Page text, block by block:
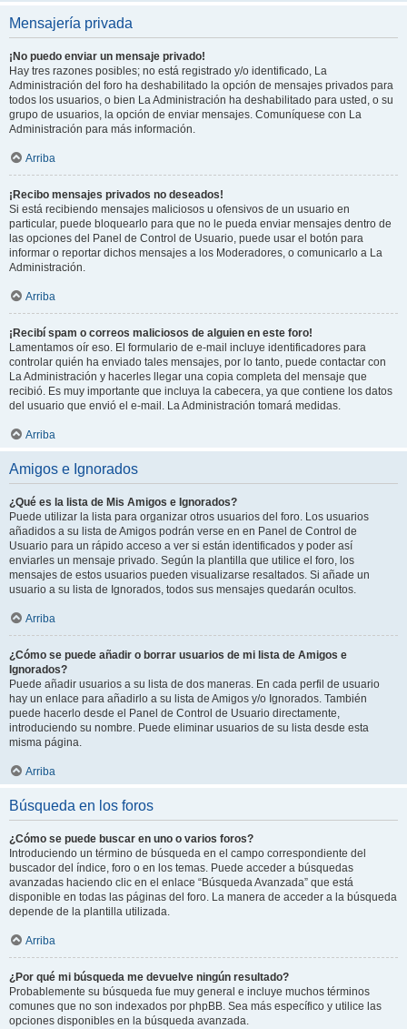
Mensajería privada
¡No puedo enviar un mensaje privado!
Hay tres razones posibles; no está registrado y/o identificado, La
Administración del foro ha deshabilitado la opción de mensajes privados para
todos los usuarios, o bien La Administración ha deshabilitado para usted, o su
grupo de usuarios, la opción de enviar mensajes. Comuníquese con La
Administración para más información.
Arriba
¡Recibo mensajes privados no deseados!
Si está recibiendo mensajes maliciosos u ofensivos de un usuario en
particular, puede bloquearlo para que no le pueda enviar mensajes dentro de
las opciones del Panel de Control de Usuario, puede usar el botón para
informar o reportar dichos mensajes a los Moderadores, o comunicarlo a La
Administración.
Arriba
¡Recibí spam o correos maliciosos de alguien en este foro!
Lamentamos oír eso. El formulario de e-mail incluye identificadores para
controlar quién ha enviado tales mensajes, por lo tanto, puede contactar con
La Administración y hacerles llegar una copia completa del mensaje que
recibió. Es muy importante que incluya la cabecera, ya que contiene los datos
del usuario que envió el e-mail. La Administración tomará medidas.
Arriba
Amigos e Ignorados
¿Qué es la lista de Mis Amigos e Ignorados?
Puede utilizar la lista para organizar otros usuarios del foro. Los usuarios
añadidos a su lista de Amigos podrán verse en en Panel de Control de
Usuario para un rápido acceso a ver si están identificados y poder así
enviarles un mensaje privado. Según la plantilla que utilice el foro, los
mensajes de estos usuarios pueden visualizarse resaltados. Si añade un
usuario a su lista de Ignorados, todos sus mensajes quedarán ocultos.
Arriba
¿Cómo se puede añadir o borrar usuarios de mi lista de Amigos e
Ignorados?
Puede añadir usuarios a su lista de dos maneras. En cada perfil de usuario
hay un enlace para añadirlo a su lista de Amigos y/o Ignorados. También
puede hacerlo desde el Panel de Control de Usuario directamente,
introduciendo su nombre. Puede eliminar usuarios de su lista desde esta
misma página.
Arriba
Búsqueda en los foros
¿Cómo se puede buscar en uno o varios foros?
Introduciendo un término de búsqueda en el campo correspondiente del
buscador del índice, foro o en los temas. Puede acceder a búsquedas
avanzadas haciendo clic en el enlace “Búsqueda Avanzada” que está
disponible en todas las páginas del foro. La manera de acceder a la búsqueda
depende de la plantilla utilizada.
Arriba
¿Por qué mi búsqueda me devuelve ningún resultado?
Probablemente su búsqueda fue muy general e incluye muchos términos
comunes que no son indexados por phpBB. Sea más específico y utilice las
opciones disponibles en la búsqueda avanzada.